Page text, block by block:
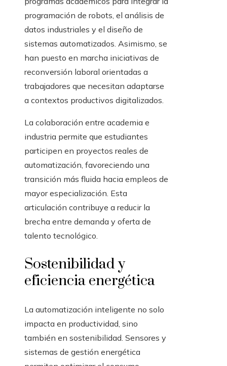
programación de robots, el análisis de
datos industriales y el diseño de
sistemas automatizados. Asimismo, se
han puesto en marcha iniciativas de
reconversión laboral orientadas a
trabajadores que necesitan adaptarse
a contextos productivos digitalizados.
La colaboración entre academia e
industria permite que estudiantes
participen en proyectos reales de
automatización, favoreciendo una
transición más fluida hacia empleos de
mayor especialización. Esta
articulación contribuye a reducir la
brecha entre demanda y oferta de
talento tecnológico.
Sostenibilidad y
eficiencia energética
La automatización inteligente no solo
impacta en productividad, sino
también en sostenibilidad. Sensores y
sistemas de gestión energética